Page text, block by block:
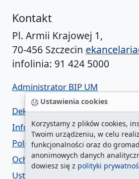
Ustawienia cookies
Korzystamy z plików cookies,
Twoim urządzeniu, w celu
funkcjonalności oraz do
anonimowych danych
dowiesz się z polityki
Kontakt
Pl. Armii Krajowej 1,
70-456 Szczecin
infolinia: 91 424 5000
Administrator BIP UM
Deklaracja dostępności
Informacja o urzędzie w ETR
Polityka prywatności
Ochrona danych osobowych
Ustawienia cookies